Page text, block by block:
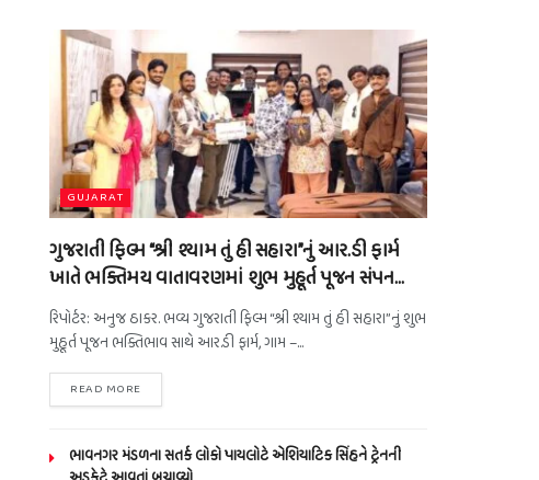
GUJARAT
ગુજરાતી ફિલ્મ “શ્રી શ્યામ તું હી સહારા”નું આર.ડી ફાર્મ
ખાતે ભક્તિમય વાતાવરણમાં શુભ મુહૂર્ત પૂજન સંપન…
રિપોર્ટર: અનુજ ઠાકર. ભવ્ય ગુજરાતી ફિલ્મ “શ્રી શ્યામ તું હી સહારા”નું શુભ
મુહૂર્ત પૂજન ભક્તિભાવ સાથે આર.ડી ફાર્મ, ગામ –...
READ MORE
ભાવનગર મંડળના સતર્ક લોકો પાયલોટે એશિયાટિક સિંહને ટ્રેનની